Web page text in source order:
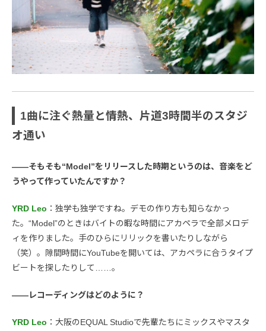
1曲に注ぐ熱量と情熱、片道3時間半のスタジ
オ通い
――そもそも“Model”をリリースした時期というのは、音楽をど
うやって作っていたんですか？
YRD Leo ：独学も独学ですね。デモの作り方も知らなかっ
た。“Model”のときはバイトの暇な時間にアカペラで全部メロデ
ィを作りました。手のひらにリリックを書いたりしながら
（笑）。隙間時間にYouTubeを開いては、アカペラに合うタイプ
ビートを探したりして……。
――レコーディングはどのように？
YRD Leo ：大阪のEQUAL Studioで先輩たちにミックスやマスタ